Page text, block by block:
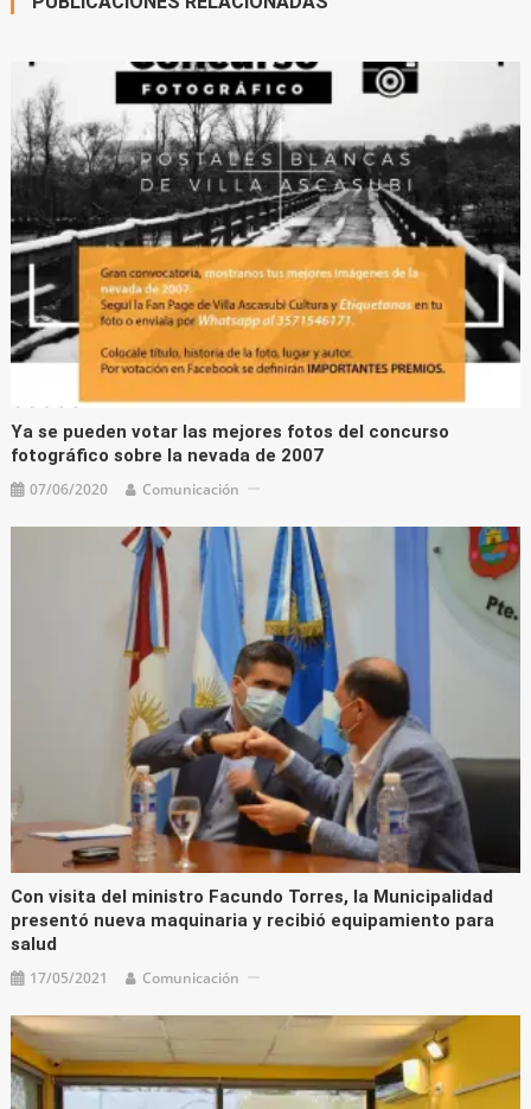
Ya se pueden votar las mejores fotos del concurso
fotográfico sobre la nevada de 2007
07/06/2020 Comunicación
Con visita del ministro Facundo Torres, la Municipalidad
presentó nueva maquinaria y recibió equipamiento para
salud
17/05/2021 Comunicación